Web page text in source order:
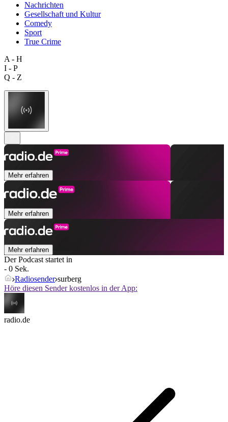
Nachrichten
Gesellschaft und Kultur
Comedy
Sport
True Crime
A - H
I - P
Q - Z
Mehr erfahren
Mehr erfahren
Mehr erfahren
Der Podcast startet in
- 0 Sek.
Radiosender surberg
Höre diesen Sender kostenlos in der App:
radio.de